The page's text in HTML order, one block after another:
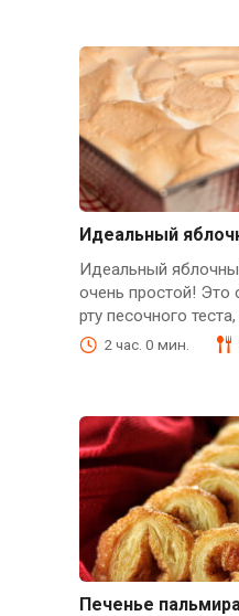
Идеальный
Идеальный
очень простой! Это
рту песочного
2 час. 0 мин.
Печенье